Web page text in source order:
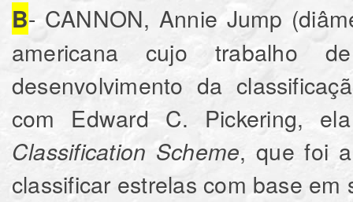
B- CANNON, Annie Jump
americana cujo trabalho
desenvolvimento da
com Edward C. Pickering,
Classification Scheme, que foi
classificar estrelas com base em